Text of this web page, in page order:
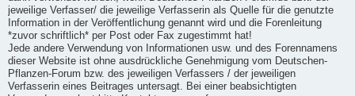
jeweilige Verfasser/ die jeweilige Verfasserin als Quelle für die genutzte
Information in der Veröffentlichung genannt wird und die Forenleitung
*zuvor schriftlich* per Post oder Fax zugestimmt hat!
Jede andere Verwendung von Informationen usw. und des Forennamens
dieser Website ist ohne ausdrückliche Genehmigung vom Deutschen-
Pflanzen-Forum bzw. des jeweiligen Verfassers / der jeweiligen
Verfasserin eines Beitrages untersagt. Bei einer beabsichtigten